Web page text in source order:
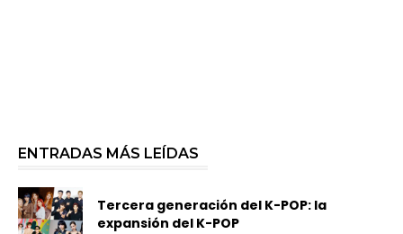
ENTRADAS MÁS LEÍDAS
Tercera generación del K-POP: la
expansión del K-POP